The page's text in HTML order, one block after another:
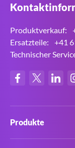
Produktverkauf:
Ersatzteile:
+41
Technischer
Produkte